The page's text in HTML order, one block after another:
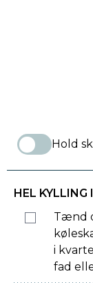
Hold
HEL KYLLING
Tænd
i
fad